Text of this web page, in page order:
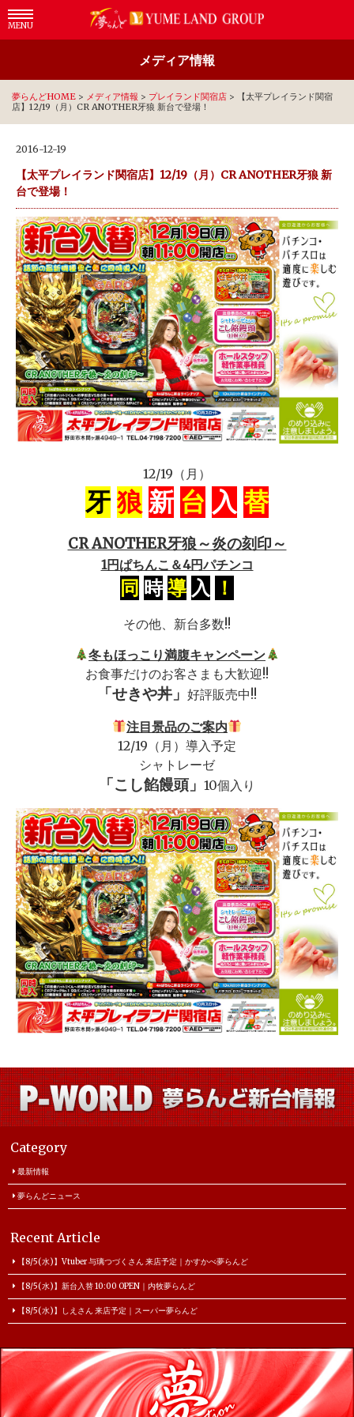
MENU
メディア情報
夢らんどHOME > メディア情報 > プレイランド関宿店 >
【太平プレイランド関宿
店】12/19（月）CR ANOTHER牙狼 新台で登場！
2016-12-19
【太平プレイランド関宿店】12/19（月）CR ANOTHER牙狼 新
台で登場！
12/19（月）
牙 狼 新 台 入 替
CR ANOTHER牙狼～炎の刻印～
1円ぱちんこ＆4円パチンコ
同 時導 入 ！
その他、新台多数!!
冬もほっこり満腹キャンペーン
お食事だけのお客さまも大歓迎!!
「せきや丼」 好評販売中!!
注目景品のご案内
12/19（月）導入予定
シャトレーゼ
「こし餡饅頭」 10個入り
Category
最新情報
夢らんどニュース
Recent Article
【8/5(水)】Vtuber 与璃つづくさん 来店予定｜かすかべ夢らんど
【8/5(水)】新台入替 10:00 OPEN｜内牧夢らんど
【8/5(水)】しえさん 来店予定｜スーパー夢らんど